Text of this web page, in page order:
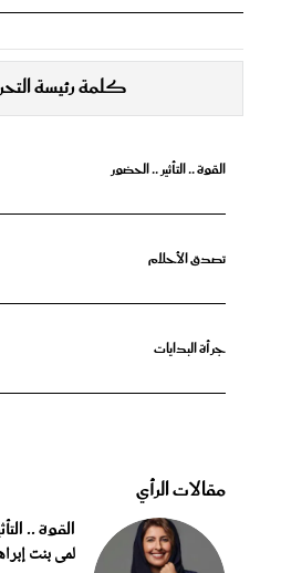
كلمة رئيسة
القوة .. التأثير .. الحضور
تصدق الأحلام
جرأة البدايات
مقالات الرأي
القوة ..
لمى بنت